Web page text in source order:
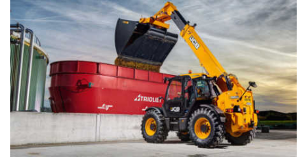
y
e
u
n
c
u
r